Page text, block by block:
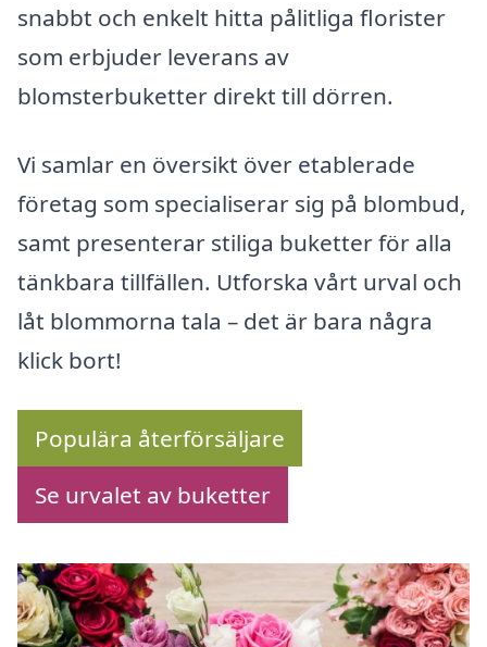
snabbt och enkelt hitta pålitliga florister
som erbjuder leverans av
blomsterbuketter direkt till dörren.
Vi samlar en översikt över etablerade
företag som specialiserar sig på blombud,
samt presenterar stiliga buketter för alla
tänkbara tillfällen. Utforska vårt urval och
låt blommorna tala – det är bara några
klick bort!
Populära återförsäljare
Se urvalet av buketter